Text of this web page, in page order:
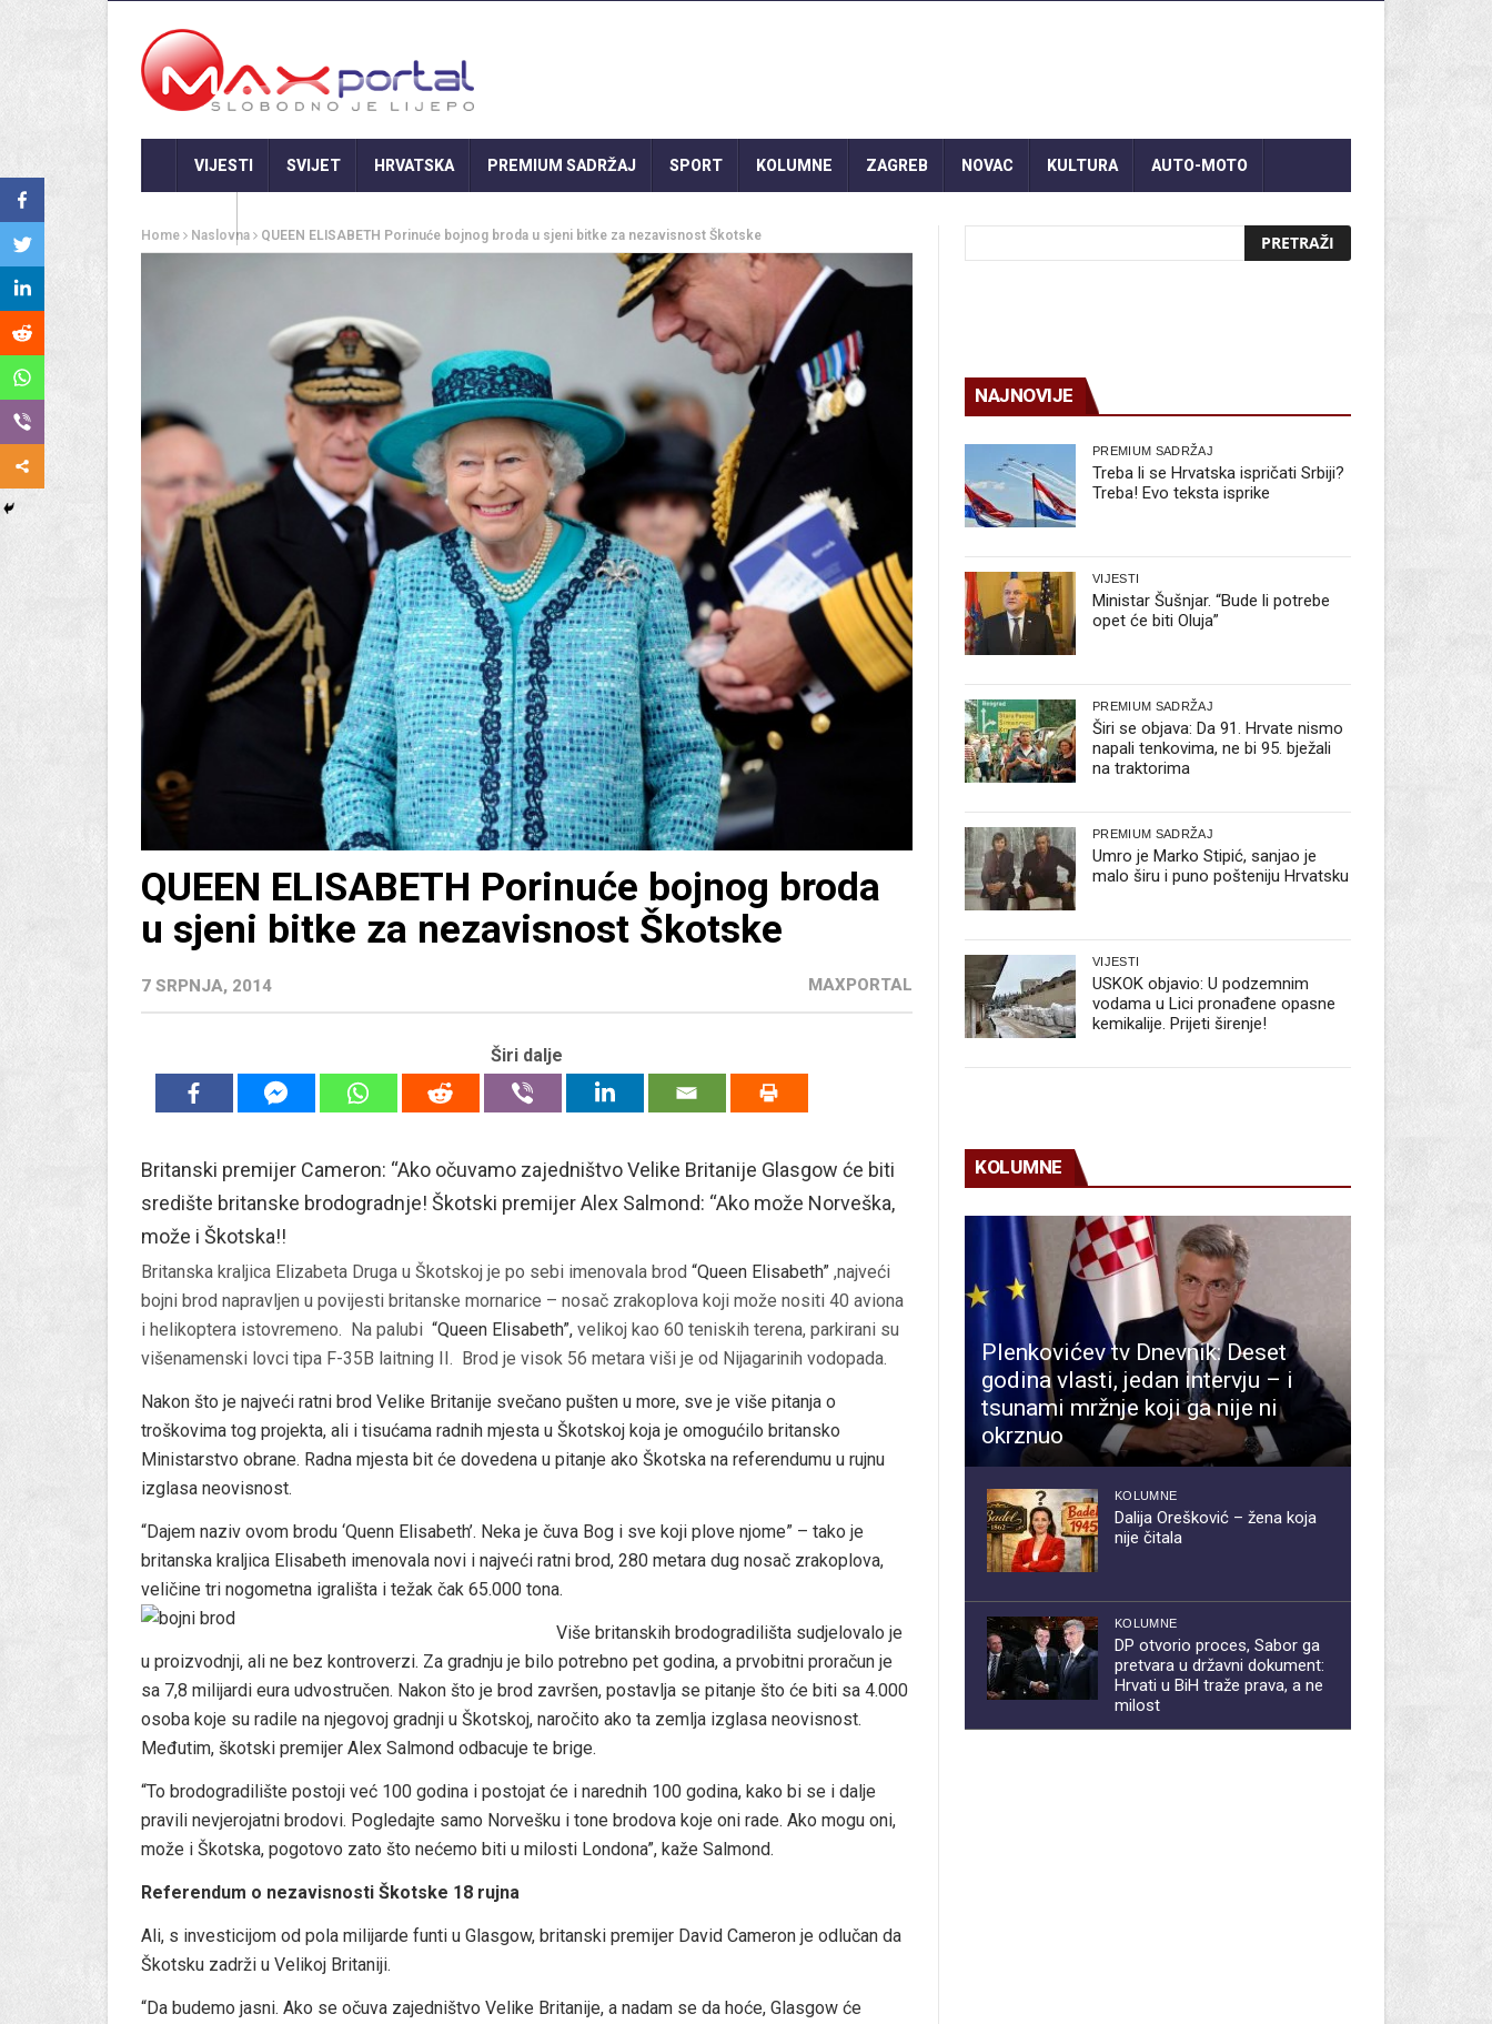
VIJESTI SVIJET HRVATSKA PREMIUM SADRŽAJ SPORT KOLUMNE ZAGREB NOVAC KULTURA AUTO-MOTO
Home Naslovna QUEEN ELISABETH Porinuće bojnog broda u sjeni bitke za nezavisnost Škotske
QUEEN ELISABETH Porinuće bojnog broda
u sjeni bitke za nezavisnost Škotske
7 SRPNJA, 2014 MAXPORTAL
Širi dalje
Britanski premijer Cameron: “Ako očuvamo zajedništvo Velike Britanije Glasgow će biti
središte britanske brodogradnje! Škotski premijer Alex Salmond: “Ako može Norveška,
može i Škotska!!
Britanska kraljica Elizabeta Druga u Škotskoj je po sebi imenovala brod “Queen Elisabeth” ,najveći
bojni brod napravljen u povijesti britanske mornarice – nosač zrakoplova koji može nositi 40 aviona
i helikoptera istovremeno. Na palubi “Queen Elisabeth”, velikoj kao 60 teniskih terena, parkirani su
višenamenski lovci tipa F-35B laitning II. Brod je visok 56 metara viši je od Nijagarinih vodopada.
Nakon što je najveći ratni brod Velike Britanije svečano pušten u more, sve je više pitanja o
troškovima tog projekta, ali i tisućama radnih mjesta u Škotskoj koja je omogućilo britansko
Ministarstvo obrane. Radna mjesta bit će dovedena u pitanje ako Škotska na referendumu u rujnu
izglasa neovisnost.
“Dajem naziv ovom brodu ‘Quenn Elisabeth’. Neka je čuva Bog i sve koji plove njome” – tako je
britanska kraljica Elisabeth imenovala novi i najveći ratni brod, 280 metara dug nosač zrakoplova,
veličine tri nogometna igrališta i težak čak 65.000 tona.
Više britanskih brodogradilišta sudjelovalo je
u proizvodnji, ali ne bez kontroverzi. Za gradnju je bilo potrebno pet godina, a prvobitni proračun je
sa 7,8 milijardi eura udvostručen. Nakon što je brod završen, postavlja se pitanje što će biti sa 4.000
osoba koje su radile na njegovoj gradnji u Škotskoj, naročito ako ta zemlja izglasa neovisnost.
Međutim, škotski premijer Alex Salmond odbacuje te brige.
“To brodogradilište postoji već 100 godina i postojat će i narednih 100 godina, kako bi se i dalje
pravili nevjerojatni brodovi. Pogledajte samo Norvešku i tone brodova koje oni rade. Ako mogu oni,
može i Škotska, pogotovo zato što nećemo biti u milosti Londona”, kaže Salmond.
Referendum o nezavisnosti Škotske 18 rujna
Ali, s investicijom od pola milijarde funti u Glasgow, britanski premijer David Cameron je odlučan da
Škotsku zadrži u Velikoj Britaniji.
“Da budemo jasni. Ako se očuva zajedništvo Velike Britanije, a nadam se da hoće, Glasgow će
NAJNOVIJE
PREMIUM SADRŽAJ
Treba li se Hrvatska ispričati Srbiji?
Treba! Evo teksta isprike
VIJESTI
Ministar Šušnjar. “Bude li potrebe
opet će biti Oluja”
PREMIUM SADRŽAJ
Širi se objava: Da 91. Hrvate nismo
napali tenkovima, ne bi 95. bježali
na traktorima
PREMIUM SADRŽAJ
Umro je Marko Stipić, sanjao je
malo širu i puno pošteniju Hrvatsku
VIJESTI
USKOK objavio: U podzemnim
vodama u Lici pronađene opasne
kemikalije. Prijeti širenje!
KOLUMNE
Plenkovićev tv Dnevnik: Deset
godina vlasti, jedan intervju – i
tsunami mržnje koji ga nije ni
okrznuo
KOLUMNE
Dalija Orešković – žena koja
nije čitala
KOLUMNE
DP otvorio proces, Sabor ga
pretvara u državni dokument:
Hrvati u BiH traže prava, a ne
milost